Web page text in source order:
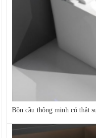
Bồn cầu thông minh có thật